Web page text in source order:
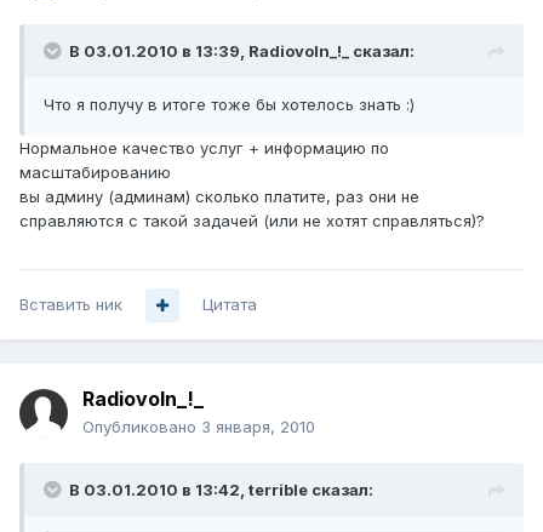
В 03.01.2010 в 13:39, Radiovoln_!_ сказал:
Что я получу в итоге тоже бы хотелось знать :)
Нормальное качество услуг + информацию по
масштабированию
вы админу (админам) сколько платите, раз они не
справляются с такой задачей (или не хотят справляться)?
Вставить ник Цитата
Radiovoln_!_
Опубликовано 3 января, 2010
В 03.01.2010 в 13:42, terrible сказал: